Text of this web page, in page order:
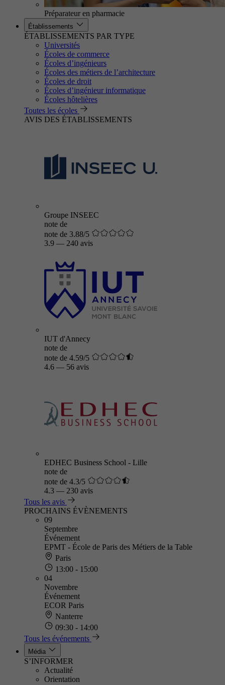
Préparateur en pharmacie
Établissements
ÉTABLISSEMENTS PAR TYPE
Universités
Écoles de commerce
Écoles d’ingénieurs
Écoles des métiers de l’architecture
Écoles de droit
Écoles d’ingénieur informatique
Écoles hôtelières
Toutes les écoles
AVIS DES ÉTABLISSEMENTS
Groupe INSEEC
note de
note de 3.88/5
3.9 — 240 avis
IUT d'Annecy
note de
note de 4.59/5
4.6 — 56 avis
EDHEC Business School - Lille
note de
note de 4.3/5
4.3 — 230 avis
Tous les avis
PROCHAINS ÉVÈNEMENTS
09
Septembre
Événement
EPMT - École de Paris des Métiers de la Table
Paris
13:00 - 15:00
04
Novembre
Événement
ECOR Paris
Nanterre
09:30 - 14:00
Tous les événements
Média
S’INFORMER
Actualité
Orientation